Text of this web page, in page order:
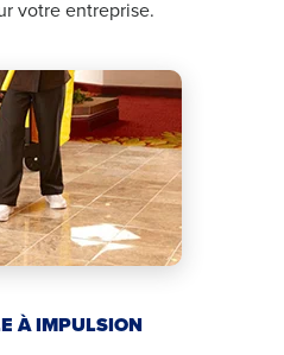
votre entreprise.
À IMPULSION